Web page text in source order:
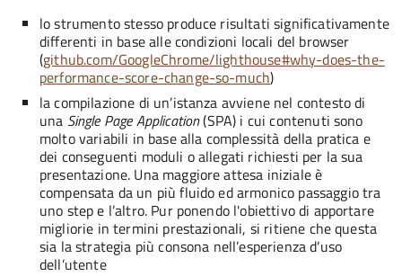
lo strumento stesso produce risultati significativamente
differenti in base alle condizioni locali del browser
(github.com/GoogleChrome/lighthouse#why-does-the-
performance-score-change-so-much)
la compilazione di un’istanza avviene nel contesto di
una Single Page Application(SPA) i cui contenuti sono
molto variabili in base alla complessità della pratica e
dei conseguenti moduli o allegati richiesti per la sua
presentazione. Una maggiore attesa iniziale è
compensata da un più fluido ed armonico passaggio tra
uno step e l’altro. Pur ponendo l'obiettivo di apportare
migliorie in termini prestazionali, si ritiene che questa
sia la strategia più consona nell’esperienza d’uso
dell’utente